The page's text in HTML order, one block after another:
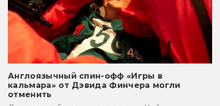
Англоязычный спин-офф «Игры в
кальмара» от Дэвида Финчера могли
отменить